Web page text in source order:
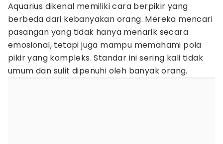
Aquarius dikenal memiliki cara berpikir yang
berbeda dari kebanyakan orang. Mereka mencari
pasangan yang tidak hanya menarik secara
emosional, tetapi juga mampu memahami pola
pikir yang kompleks. Standar ini sering kali tidak
umum dan sulit dipenuhi oleh banyak orang.